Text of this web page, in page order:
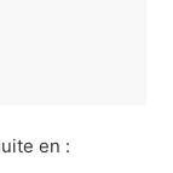
en :